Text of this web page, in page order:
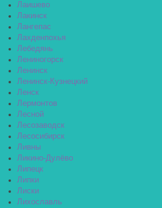
Лаишево
Лакинск
Лангепас
Лахденпохья
Лебедянь
Лениногорск
Ленинск
Ленинск-Кузнецкий
Ленск
Лермонтов
Лесной
Лесозаводск
Лесосибирск
Ливны
Ликино-Дулёво
Липецк
Липки
Лиски
Лихославль